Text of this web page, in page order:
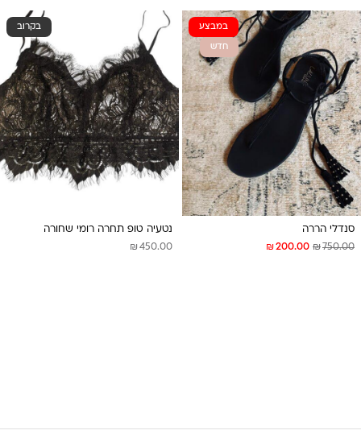
במבצע
חדש
סנדלי הררה
₪200.00 ₪750.00
בקרוב
נטעיה טופ תחרה רומי שחורה
₪ 450.00